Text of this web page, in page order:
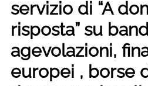
servizio di “A
risposta” su
agevolazioni,
europei , borse